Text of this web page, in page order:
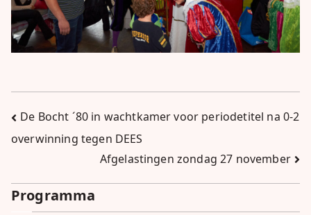
Bericht
navigatie
De Bocht ´80 in wachtkamer voor periodetitel na 0-2
overwinning tegen DEES
Afgelastingen zondag 27 november
Programma